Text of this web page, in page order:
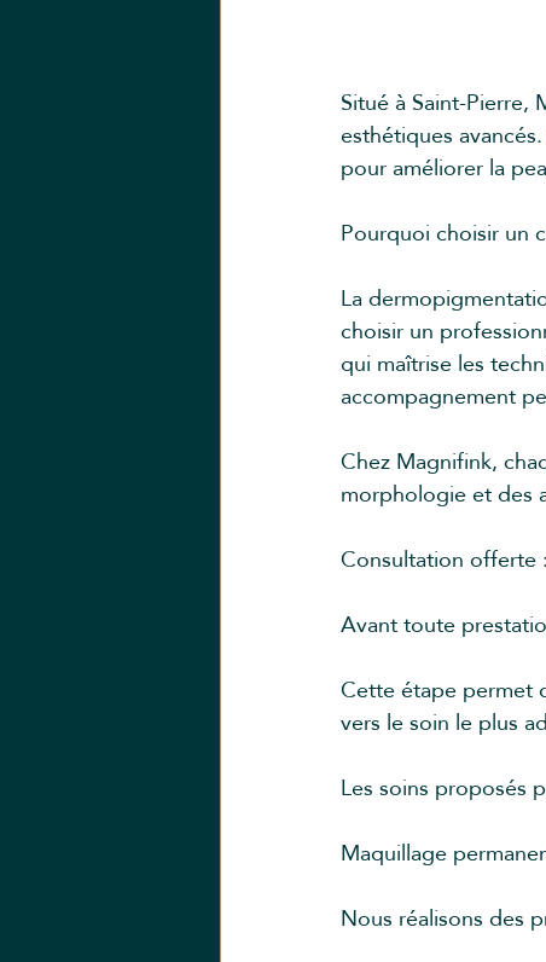
Situé à Saint-
esthétiques
pour améliorer la
Pourquoi choisir un
La
choisir un
qui maîtrise les
accompagnement
Chez Magnifink,
morphologie et des
Consultation offerte
Avant toute
Cette étape permet
vers le soin le plus
Les soins proposés
Maquillage
Nous réalisons des